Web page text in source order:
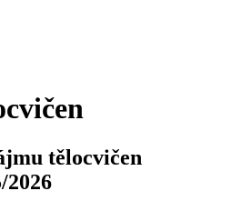
tělocvičen
2026